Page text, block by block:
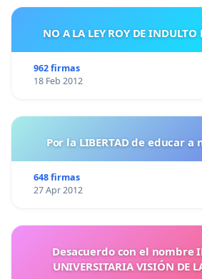
NO A LA LEY ROY DE INDULTO
962 firmas
18 Feb 2012
Por la LIBERTAD de educar a
648 firmas
27 Apr 2012
Desacuerdo con el nombre
UNIVERSITARIA VISIÓN DE